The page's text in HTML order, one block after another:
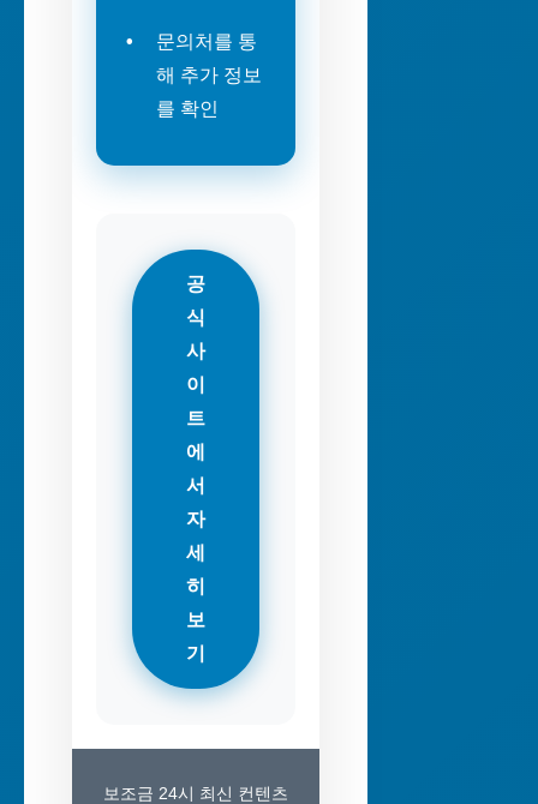
문의처를 통
해 추가 정보
를 확인
공
식
사
이
트
에
서
자
세
히
보
기
보조금 24시 최신 컨텐츠